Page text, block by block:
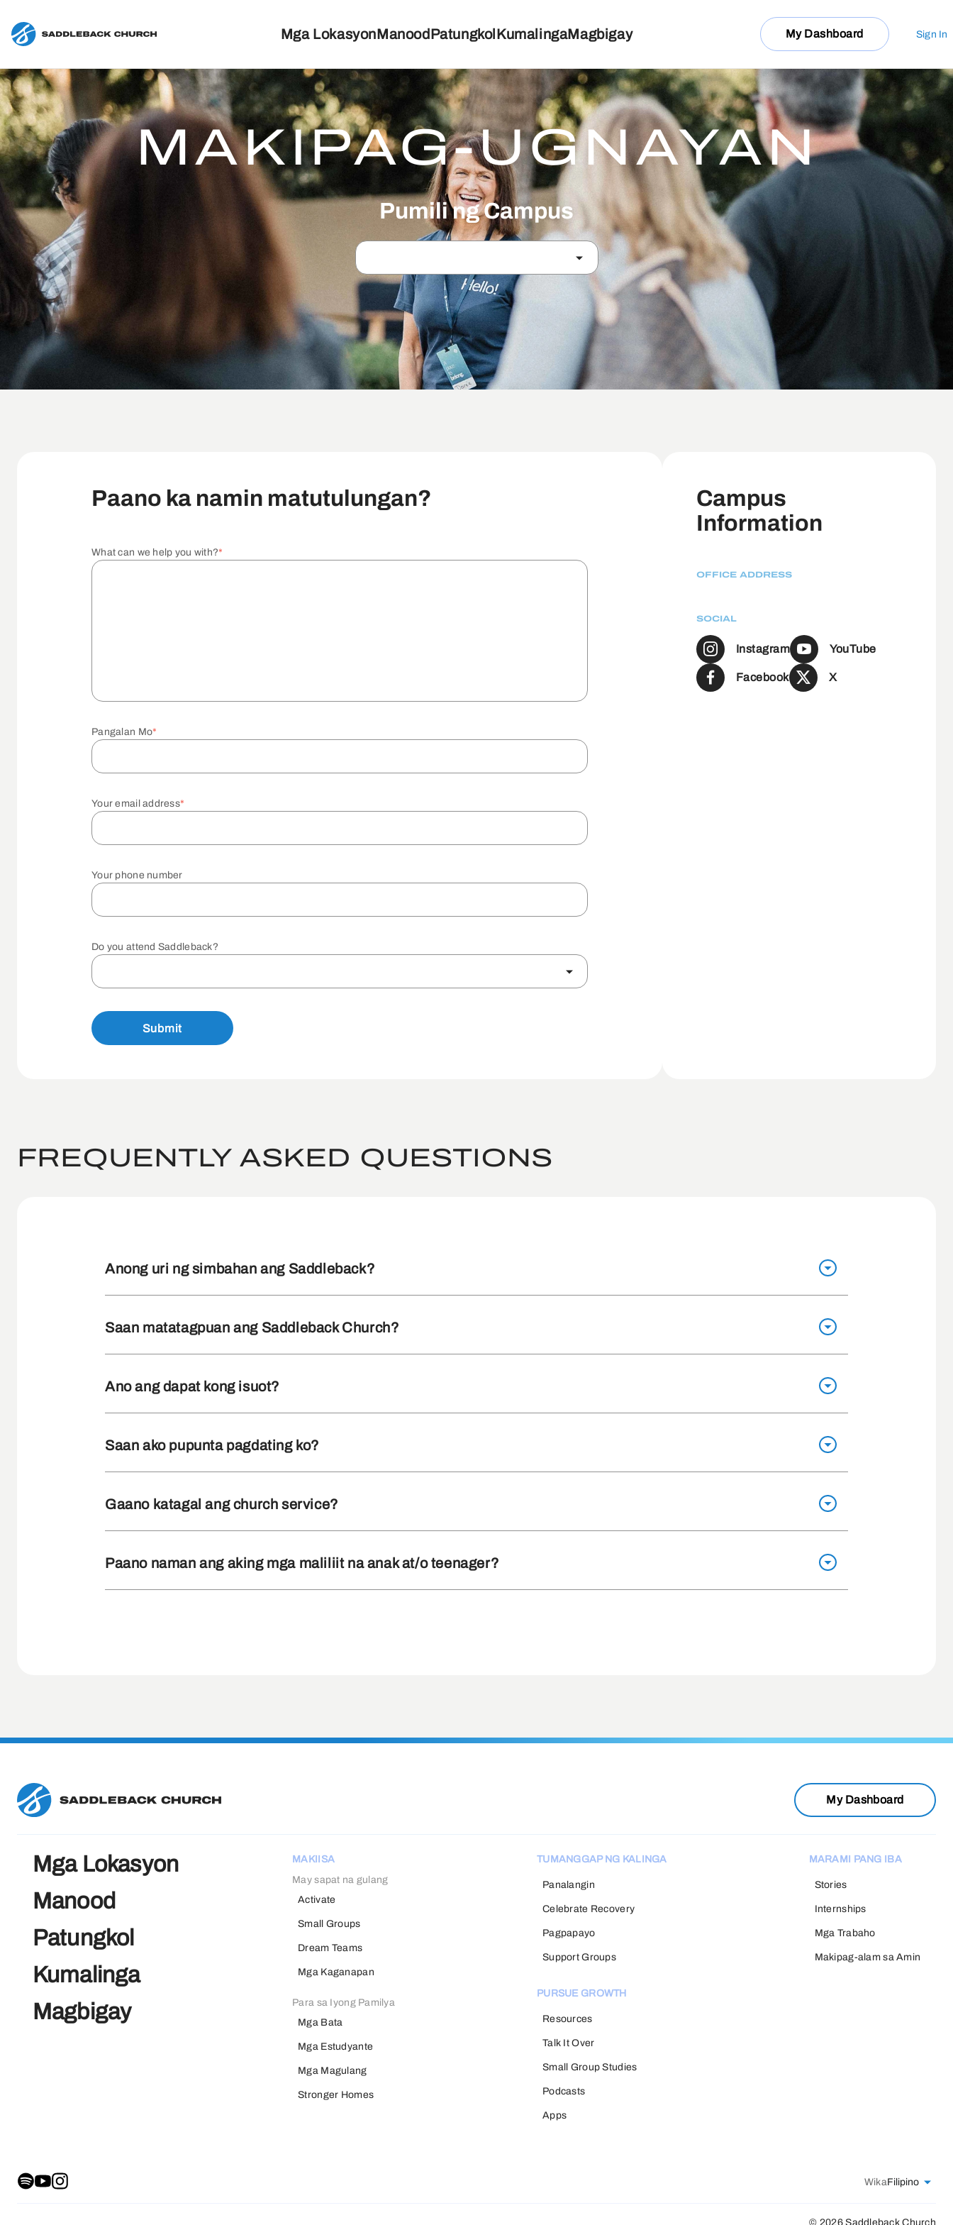
Mga LokasyonManoodPatungkol KumalingaMagbigay My Dashboard Sign In
MAKIPAG-UGNAYAN
Pumili ng Campus
Paano ka namin matutulungan?
What can we help you with?*
Pangalan Mo*
Your email address*
Your phone number
Do you attend Saddleback?
Submit
Campus
Information
OFFICE ADDRESS
SOCIAL
Instagram YouTube
Facebook X
FREQUENTLY ASKED QUESTIONS
Anong uri ng simbahan ang Saddleback?
Saan matatagpuan ang Saddleback Church?
Ano ang dapat kong isuot?
Saan ako pupunta pagdating ko?
Gaano katagal ang church service?
Paano naman ang aking mga maliliit na anak at/o teenager?
My Dashboard
Mga Lokasyon
Manood
Patungkol
Kumalinga
Magbigay
MAKIISA
May sapat na gulang
Activate
Small Groups
Dream Teams
Mga Kaganapan
Para sa Iyong Pamilya
Mga Bata
Mga Estudyante
Mga Magulang
Stronger Homes
TUMANGGAP NG KALINGA
Panalangin
Celebrate Recovery
Pagpapayo
Support Groups
PURSUE GROWTH
Resources
Talk It Over
Small Group Studies
Podcasts
Apps
MARAMI PANG IBA
Stories
Internships
Mga Trabaho
Makipag-alam sa Amin
WikaFilipino
© 2026 Saddleback Church